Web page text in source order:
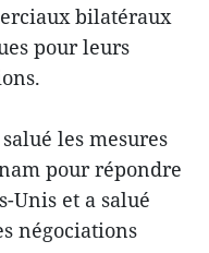
bilatéraux
pour leurs
les mesures
pour répondre
Unis et a salué
négociations